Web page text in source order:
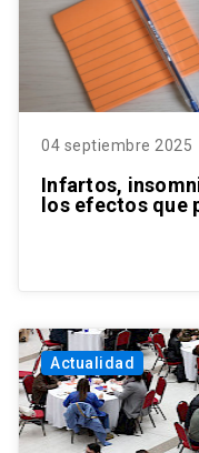
04 septiembre 2025
Infartos,
los efectos que
Actualidad